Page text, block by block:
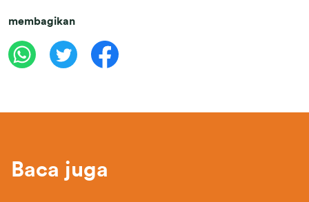
membagikan
Baca juga